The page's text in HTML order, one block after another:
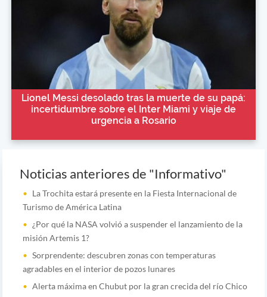
Lionel Messi desolado tras la muerte de su papá:
incertidumbre sobre el Inter Miami y viaje de
urgencia a Rosario
Noticias anteriores de "Informativo"
La Trochita estará presente en la Fiesta Internacional de
Turismo de América Latina
¿Por qué la NASA volvió a suspender el lanzamiento de la
misión Artemis 1?
Sorprendente: descubren zonas con temperaturas
agradables en el interior de pozos lunares
Alerta máxima en Chubut por la gran crecida del río Chico